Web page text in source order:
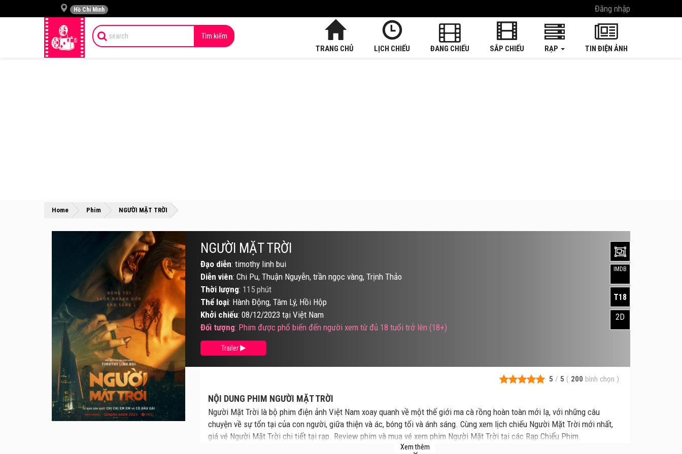
Hồ Chí Minh Đăng nhập
Tìm kiếm
TRANG CHỦ LỊCH CHIẾU ĐANG CHIẾU SẮP CHIẾU RẠP TIN ĐIỆN ẢNH
Home »
Phim »
NGƯỜI MẶT TRỜI
5 / 5 ( 200 bình chọn )
NỘI DUNG PHIM NGƯỜI MẶT TRỜI
Người Mặt Trời là bộ phim điện ảnh Việt Nam xoay quanh về một thế giới ma cà rồng hoàn toàn mới lạ, với những câu
chuyện về sự tổn tại của con người, giữa thiện và ác, bóng tối và ánh sáng. Cùng xem lịch chiếu Người Mặt Trời mới nhất,
giá vé Người Mặt Trời chi tiết tại rạp. Review phim và mua vé xem phim Người Mặt Trời tại các Rạp Chiếu Phim.
Xem thêm
NGƯỜI MẶT TRỜI
Đạo diễn: timothy linh bui
Diễn viên: Chi Pu, Thuận Nguyễn, trần ngọc vàng, Trịnh Thảo
Thời lượng: 115 phút
Thể loại: Hành Động, Tâm Lý, Hồi Hộp
Khởi chiếu: 08/12/2023 tại Việt Nam
Đối tượng: Phim được phổ biến đến người xem từ đủ 18 tuổi trở lên (18+)
Trailer
IMDB
T18
2D